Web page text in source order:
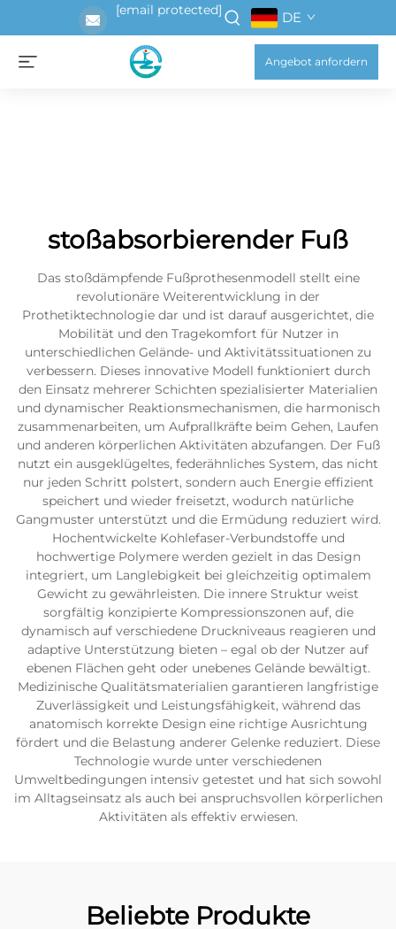
[email protected] DE
Angebot anfordern
stoßabsorbierender Fuß
Das stoßdämpfende Fußprothesenmodell stellt eine
revolutionäre Weiterentwicklung in der
Prothetiktechnologie dar und ist darauf ausgerichtet, die
Mobilität und den Tragekomfort für Nutzer in
unterschiedlichen Gelände- und Aktivitätssituationen zu
verbessern. Dieses innovative Modell funktioniert durch
den Einsatz mehrerer Schichten spezialisierter Materialien
und dynamischer Reaktionsmechanismen, die harmonisch
zusammenarbeiten, um Aufprallkräfte beim Gehen, Laufen
und anderen körperlichen Aktivitäten abzufangen. Der Fuß
nutzt ein ausgeklügeltes, federähnliches System, das nicht
nur jeden Schritt polstert, sondern auch Energie effizient
speichert und wieder freisetzt, wodurch natürliche
Gangmuster unterstützt und die Ermüdung reduziert wird.
Hochentwickelte Kohlefaser-Verbundstoffe und
hochwertige Polymere werden gezielt in das Design
integriert, um Langlebigkeit bei gleichzeitig optimalem
Gewicht zu gewährleisten. Die innere Struktur weist
sorgfältig konzipierte Kompressionszonen auf, die
dynamisch auf verschiedene Druckniveaus reagieren und
adaptive Unterstützung bieten – egal ob der Nutzer auf
ebenen Flächen geht oder unebenes Gelände bewältigt.
Medizinische Qualitätsmaterialien garantieren langfristige
Zuverlässigkeit und Leistungsfähigkeit, während das
anatomisch korrekte Design eine richtige Ausrichtung
fördert und die Belastung anderer Gelenke reduziert. Diese
Technologie wurde unter verschiedenen
Umweltbedingungen intensiv getestet und hat sich sowohl
im Alltagseinsatz als auch bei anspruchsvollen körperlichen
Aktivitäten als effektiv erwiesen.
Beliebte Produkte